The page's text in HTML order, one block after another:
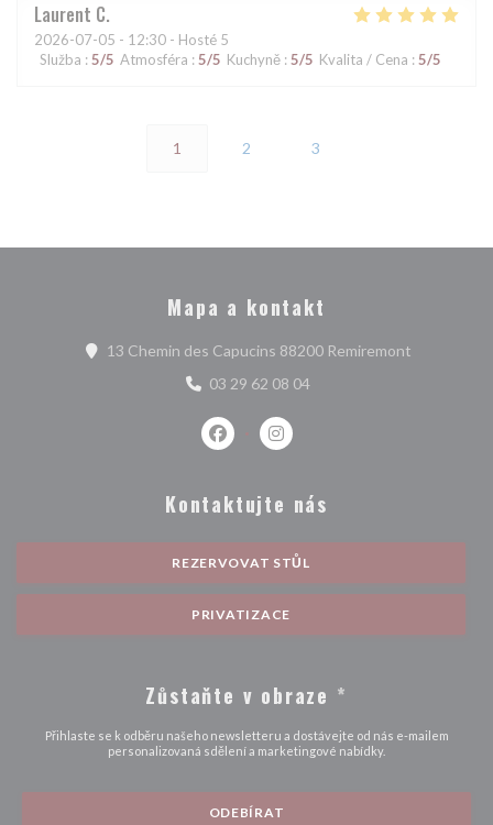
Laurent C
2026-07-05 - 12:30 - Hosté 5
Služba : 5/5 Atmosféra : 5/5 Kuchyně : 5/5 Kvalita / Cena : 5/5
1 2 3
Mapa a kontakt
13 Chemin des Capucins 88200 Remiremont
03 29 62 08 04
Facebook ((otevře se v novém okně))
Instagram ((otevře se v
Kontaktujte nás
REZERVOVAT STŮL
PRIVATIZACE
Zůstaňte v obraze *
Přihlaste se k odběru našeho newsletteru a dostávejte od nás e-mailem
personalizovaná sdělení a marketingové nabídky.
ODEBÍRAT